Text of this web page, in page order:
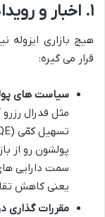
۱. اخبار و رویدادهای کلان اقتصادی و سیاسی
هیچ بازاری ایزوله
قرار می گیره:
سیاست های
مثل فدرال رزرو
پولشون رو از
سمت دارایی
یعنی کاهش
مقررات گذاری